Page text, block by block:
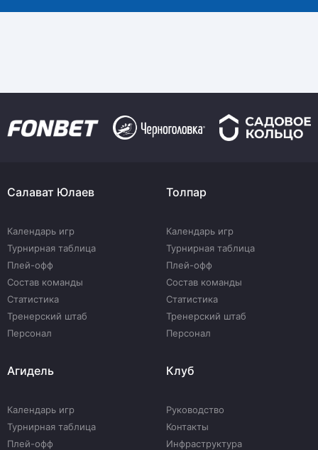
Салават Юлаев
Календарь игр
Турнирная таблица
Плей-офф
Состав команды
Статистика
Тренерский штаб
Персонал
Толпар
Календарь игр
Турнирная таблица
Плей-офф
Состав команды
Статистика
Тренерский штаб
Персонал
Агидель
Календарь игр
Турнирная таблица
Плей-офф
Клуб
Руководство
Контакты
Инфраструктура